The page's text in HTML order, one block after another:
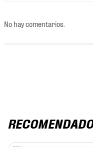
No hay comentarios.